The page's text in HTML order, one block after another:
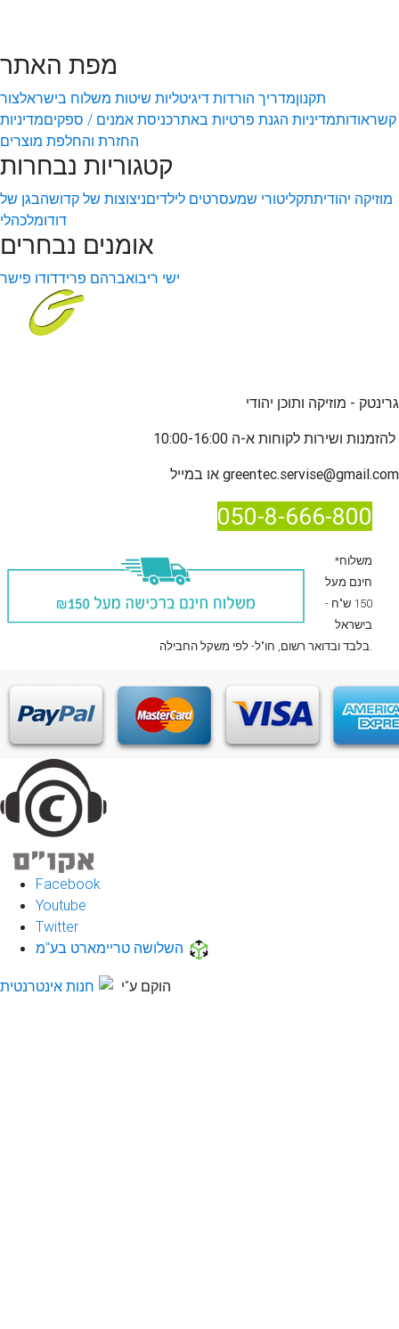
מפת האתר
תקנוןמדריך הורדות דיגיטליות שיטות משלוח בישראלצור
קשראודותמדיניות הגנת פרטיות באתרכניסת אמנים / ספקיםמדיניות
החזרת והחלפת מוצרים
קטגוריות נבחרות
מוזיקה יהודיתתקליטורי שמעסרטים לילדיםניצוצות של קדושהבגן של
דודומלכהלי
אומנים נבחרים
ישי ריבואברהם פרידדודו פישר
גרינטק - מוזיקה ותוכן יהודי
להזמנות ו
greentec.servise@gmail.com
050-8-666-800
*משלוח
חינם מעל
150 ש"ח -
בישראל
בלבדובדואר רשום , חו"ל- לפי משקל החבילה.
Facebook
Youtube
Twitter
השלושה טריימארט בע"מ
הוקם ע"י חנות אינטרנטית